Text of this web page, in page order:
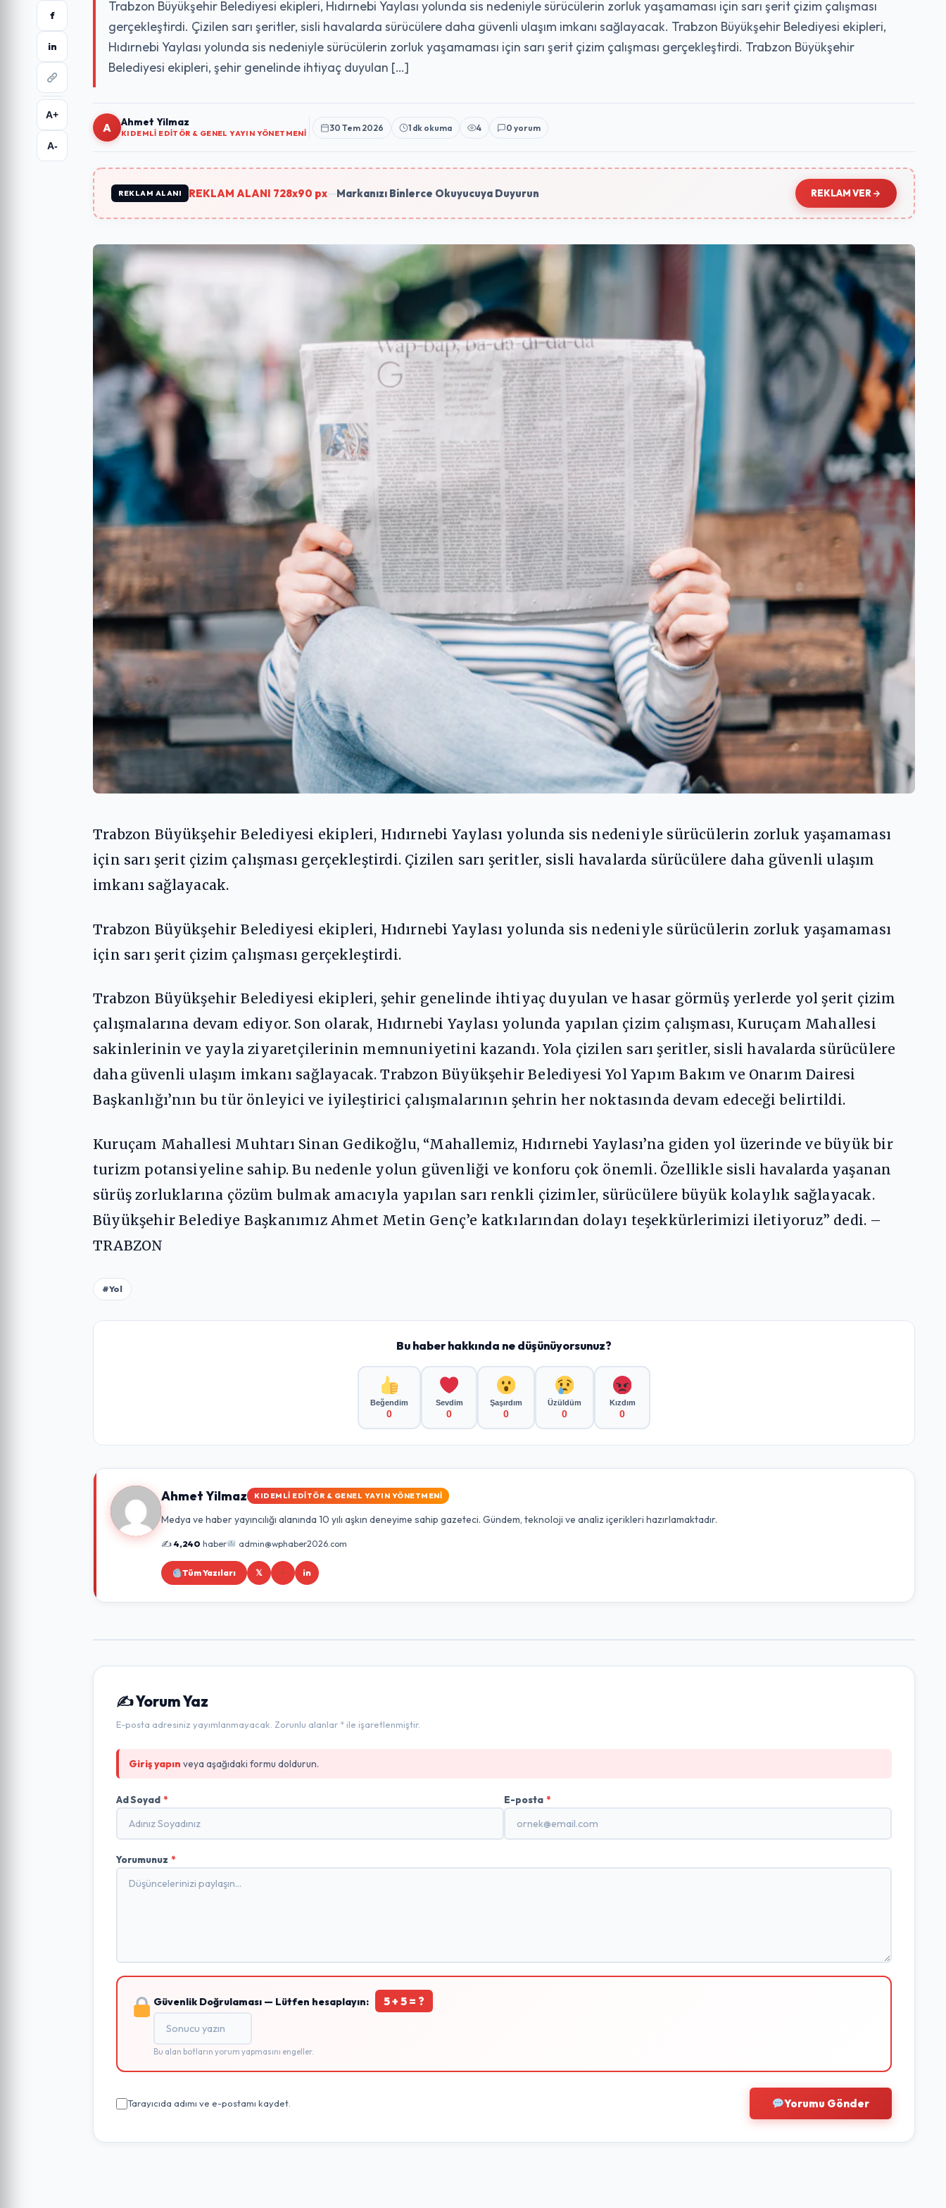
f
in
A+
A-
Trabzon Büyükşehir Belediyesi ekipleri, Hıdırnebi Yaylası yolunda sis nedeniyle sürücülerin zorluk yaşamaması için sarı şerit çizim çalışması
gerçekleştirdi. Çizilen sarı şeritler, sisli havalarda sürücülere daha güvenli ulaşım imkanı sağlayacak. Trabzon Büyükşehir Belediyesi ekipleri,
Hıdırnebi Yaylası yolunda sis nedeniyle sürücülerin zorluk yaşamaması için sarı şerit çizim çalışması gerçekleştirdi. Trabzon Büyükşehir
Belediyesi ekipleri, şehir genelinde ihtiyaç duyulan […]
A Ahmet Yilmaz
KIDEMLI EDITÖR & GENEL YAYIN YÖNETMENI
30 Tem 2026 1 dk okuma 4 0 yorum
REKLAM ALANI REKLAM ALANI 728x90 px—Markanızı Binlerce Okuyucuya Duyurun REKLAM VER
Trabzon Büyükşehir Belediyesi ekipleri, Hıdırnebi Yaylası yolunda sis nedeniyle sürücülerin zorluk yaşamaması
için sarı şerit çizim çalışması gerçekleştirdi. Çizilen sarı şeritler, sisli havalarda sürücülere daha güvenli ulaşım
imkanı sağlayacak.
Trabzon Büyükşehir Belediyesi ekipleri, Hıdırnebi Yaylası yolunda sis nedeniyle sürücülerin zorluk yaşamaması
için sarı şerit çizim çalışması gerçekleştirdi.
Trabzon Büyükşehir Belediyesi ekipleri, şehir genelinde ihtiyaç duyulan ve hasar görmüş yerlerde yol şerit çizim
çalışmalarına devam ediyor. Son olarak, Hıdırnebi Yaylası yolunda yapılan çizim çalışması, Kuruçam Mahallesi
sakinlerinin ve yayla ziyaretçilerinin memnuniyetini kazandı. Yola çizilen sarı şeritler, sisli havalarda sürücülere
daha güvenli ulaşım imkanı sağlayacak. Trabzon Büyükşehir Belediyesi Yol Yapım Bakım ve Onarım Dairesi
Başkanlığı’nın bu tür önleyici ve iyileştirici çalışmalarının şehrin her noktasında devam edeceği belirtildi.
Kuruçam Mahallesi Muhtarı Sinan Gedikoğlu, “Mahallemiz, Hıdırnebi Yaylası’na giden yol üzerinde ve büyük bir
turizm potansiyeline sahip. Bu nedenle yolun güvenliği ve konforu çok önemli. Özellikle sisli havalarda yaşanan
sürüş zorluklarına çözüm bulmak amacıyla yapılan sarı renkli çizimler, sürücülere büyük kolaylık sağlayacak.
Büyükşehir Belediye Başkanımız Ahmet Metin Genç’e katkılarından dolayı teşekkürlerimizi iletiyoruz” dedi. –
TRABZON
#Yol
Bu haber hakkında ne düşünüyorsunuz?
Beğendim
0
Sevdim
0
Şaşırdım
0
Üzüldüm
0
Kızdım
0
Ahmet Yilmaz KIDEMLI EDITÖR & GENEL YAYIN YÖNETMENI
Medya ve haber yayıncılığı alanında 10 yılı aşkın deneyime sahip gazeteci. Gündem, teknoloji ve analiz içerikleri hazırlamaktadır.
✍️4,240 haber admin@wphaber2026.com
Tüm Yazıları 𝕏 in
✍️ Yorum Yaz
E-posta adresiniz yayımlanmayacak. Zorunlu alanlar * ile işaretlenmiştir.
Giriş yapın veya aşağıdaki formu doldurun.
Ad Soyad * E-posta *
Yorumunuz *
Güvenlik Doğrulaması — Lütfen hesaplayın: 5 + 5 = ?
Bu alan botların yorum yapmasını engeller.
Tarayıcıda adımı ve e-postamı kaydet. Yorumu Gönder